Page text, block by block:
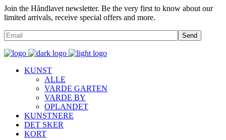
Join the Håndlavet newsletter. Be the very first to know about our
limited arrivals, receive special offers and more.
Send
KUNST
ALLE
VARDE GARTEN
VARDE BY
OPLANDET
KUNSTNERE
DET SKER
KORT